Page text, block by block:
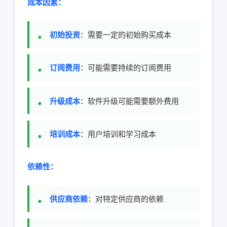
成本因素：
初始投资：需要一定的初始购买成本
订阅费用 ：可能需要持续的订阅费用
升级成本：软件升级可能需要额外费用
培训成本：用户培训和学习成本
依赖性：
供应商依赖：对特定供应商的依赖